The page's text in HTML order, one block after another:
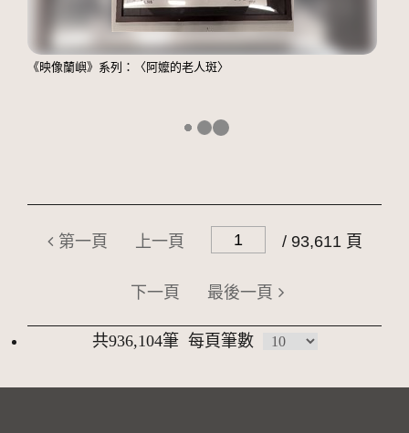
《映像蘭嶼》系列：〈阿嬤的老人斑〉
第一頁 上一頁 / 93,611 頁
下一頁 最後一頁
共936,104筆 每頁筆數